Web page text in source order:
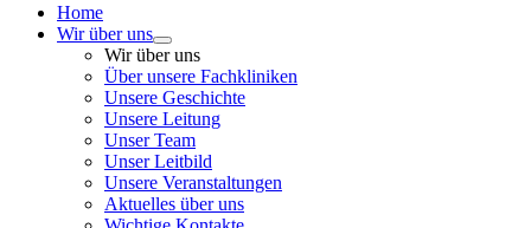
Home
Wir über uns
Wir über uns
Über unsere Fachkliniken
Unsere Geschichte
Unsere Leitung
Unser Team
Unser Leitbild
Unsere Veranstaltungen
Aktuelles über uns